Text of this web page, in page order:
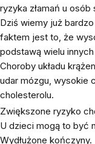
ryzyka złamań u osób
Dziś wiemy już
faktem jest to, że
podstawą wielu
Choroby układu
udar mózgu, wysokie
cholesterolu.
Zwiększone ryzyko
U dzieci mogą to być
Wydłużone kończyny.